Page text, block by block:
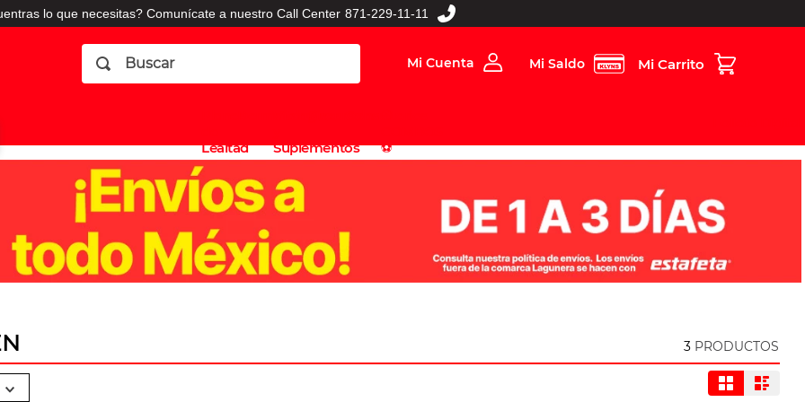
lo que necesitas? Comunícate a nuestro Call Center 871-229-11-11
Buscar
Mi Cuenta Mi Saldo
Lealtad
Suplementos
⚽️
3 PRODUCTOS